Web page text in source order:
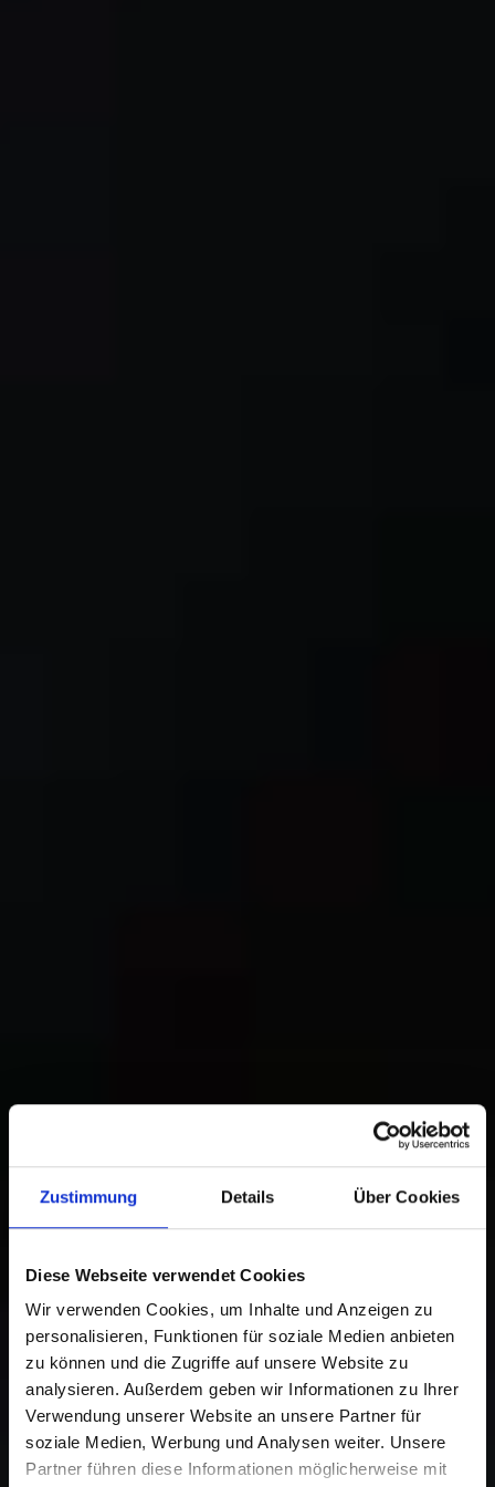
Zustimmung Details Über Cookies
Diese Webseite verwendet Cookies
Wir verwenden Cookies, um Inhalte und Anzeigen zu
personalisieren, Funktionen für soziale Medien anbieten
zu können und die Zugriffe auf unsere Website zu
analysieren. Außerdem geben wir Informationen zu Ihrer
Verwendung unserer Website an unsere Partner für
soziale Medien, Werbung und Analysen weiter. Unsere
Partner führen diese Informationen möglicherweise mit